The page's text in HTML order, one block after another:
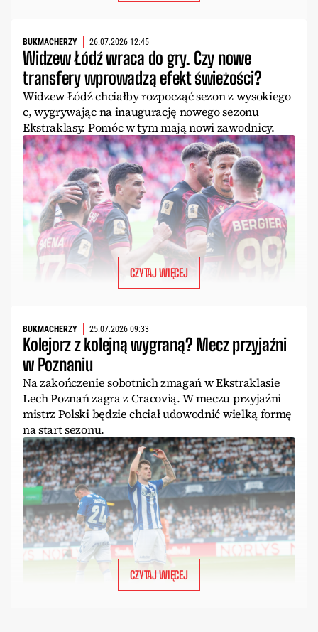
BUKMACHERZY 26.07.2026 12:45
Widzew Łódź wraca do gry. Czy nowe
transfery wprowadzą efekt świeżości?
Widzew Łódź chciałby rozpocząć sezon z wysokiego
c, wygrywając na inaugurację nowego sezonu
Ekstraklasy. Pomóc w tym mają nowi zawodnicy.
CZYTAJ WIĘCEJ
BUKMACHERZY 25.07.2026 09:33
Kolejorz z kolejną wygraną? Mecz przyjaźni
w Poznaniu
Na zakończenie sobotnich zmagań w Ekstraklasie
Lech Poznań zagra z Cracovią. W meczu przyjaźni
mistrz Polski będzie chciał udowodnić wielką formę
na start sezonu.
CZYTAJ WIĘCEJ